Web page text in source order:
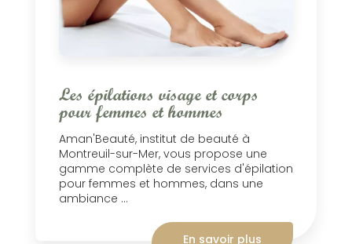
Les épilations visage et corps
pour femmes et hommes
Aman'Beauté, institut de beauté à
Montreuil-sur-Mer, vous propose une
gamme complète de services d'épilation
pour femmes et hommes, dans une
ambiance ...
En savoir plus